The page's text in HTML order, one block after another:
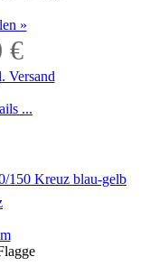
»
€
Versand
...